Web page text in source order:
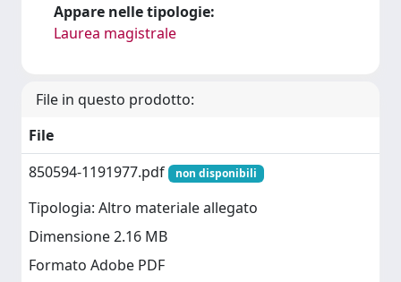
Appare nelle tipologie:
Laurea magistrale
File in questo prodotto:
File
850594-1191977.pdf
non disponibili
Tipologia: Altro materiale allegato
Dimensione 2.16 MB
Formato Adobe PDF